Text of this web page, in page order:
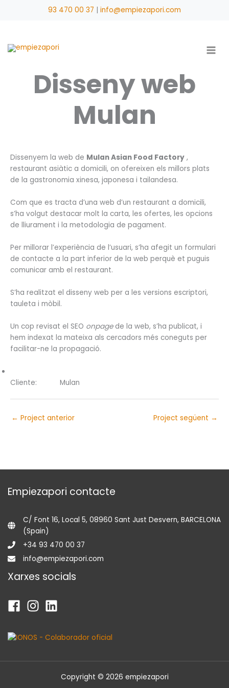
93 470 00 37 | info@empiezapori.com
Disseny web
Mulan
Dissenyem la web de Mulan Asian Food Factory ,
restaurant asiàtic a domicili, on ofereixen els millors plats
de la gastronomia xinesa, japonesa i tailandesa.
Com que es tracta d’una web d’un restaurant a domicili,
s’ha volgut destacar molt la carta, les ofertes, les opcions
de lliurament i la metodologia de pagament.
Per millorar l’experiència de l’usuari, s’ha afegit un formulari
de contacte a la part inferior de la web perquè et puguis
comunicar amb el restaurant.
S’ha realitzat el disseny web per a les versions escriptori,
tauleta i mòbil.
Un cop revisat el SEO onpagede la web, s’ha publicat, i
hem indexat la mateixa als cercadors més coneguts per
facilitar-ne la propagació.
Cliente: Mulan
← Project anterior Project següent →
Empiezapori contacte
C/ Font 16, Local 5, 08960 Sant Just Desvern, BARCELONA
(Spain)
+34 93 470 00 37
info@empiezapori.com
Xarxes socials
Copyright © 2026 empiezapori